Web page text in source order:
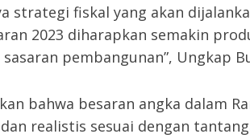
strategi fiskal yang akan
2023 diharapkan semakin
pembangunan”, Ungkap
bahwa besaran angka dalam
realistis sesuai dengan